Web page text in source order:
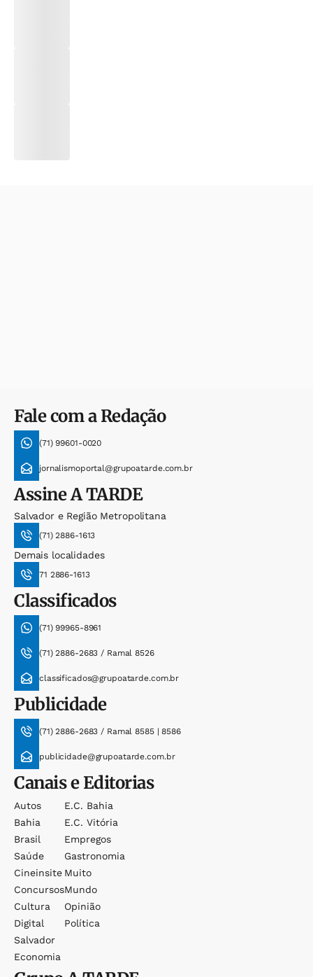
Fale com a Redação
(71) 99601-0020
jornalismoportal@grupoatarde.com.br
AssineA TARDE
Salvador e Região Metropolitana
(71) 2886-1613
Demais localidades
71 2886-1613
Classificados
(71) 99965-8961
(71) 2886-2683 / Ramal 8526
classificados@grupoatarde.com.br
Publicidade
(71) 2886-2683 / Ramal 8585 | 8586
publicidade@grupoatarde.com.br
Canais e Editorias
Autos
Bahia
Brasil
Saúde
Cineinsite
Concursos
Cultura
Digital
Salvador
Economia
E.c. Bahia
E.c. Vitória
Empregos
Gastronomia
Muito
Mundo
Opinião
Política